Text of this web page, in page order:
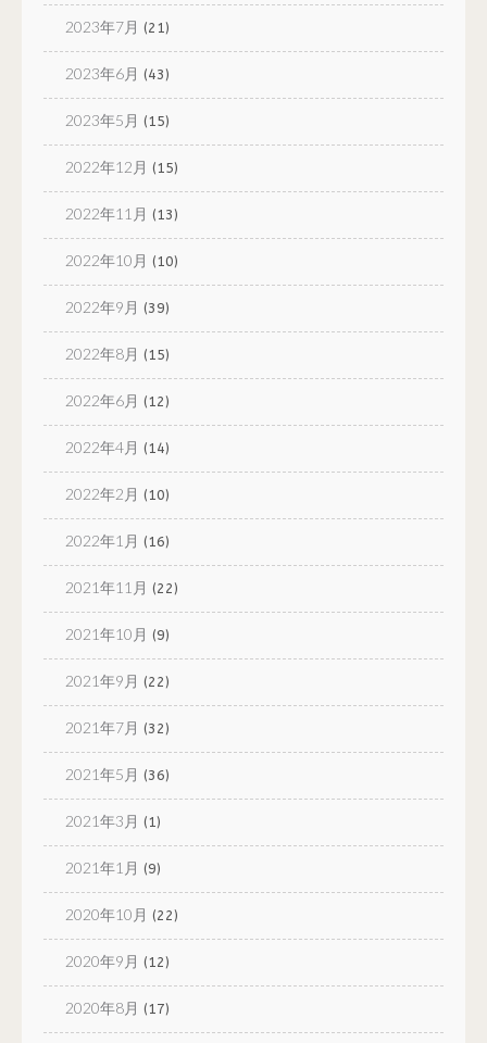
2023年7月 (21)
2023年6月 (43)
2023年5月 (15)
2022年12月 (15)
2022年11月 (13)
2022年10月 (10)
2022年9月 (39)
2022年8月 (15)
2022年6月 (12)
2022年4月 (14)
2022年2月 (10)
2022年1月 (16)
2021年11月 (22)
2021年10月 (9)
2021年9月 (22)
2021年7月 (32)
2021年5月 (36)
2021年3月 (1)
2021年1月 (9)
2020年10月 (22)
2020年9月 (12)
2020年8月 (17)